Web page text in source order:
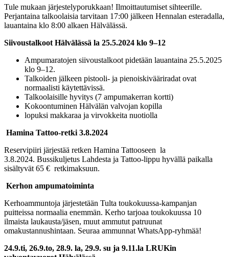
Tule mukaan järjestelyporukkaan! Ilmoittautumiset sihteerille.
Perjantaina talkoolaisia tarvitaan 17:00 jälkeen Hennalan esteradalla,
lauantaina klo 8:00 alkaen Hälvälässä.
Siivoustalkoot Hälvälässä la 25.5.2024 klo 9–12
Ampumaratojen siivoustalkoot pidetään lauantaina 25.5.2025
klo 9–12.
Talkoiden jälkeen pistooli- ja pienoiskivääriradat ovat
normaalisti käytettävissä.
Talkoolaisille hyvitys (7 ampumakerran kortti)
Kokoontuminen Hälvälän valvojan kopilla
lopuksi makkaraa ja virvokkeita nuotiolla
Hamina Tattoo-retki 3.8.2024
Reservipiiri järjestää retken Hamina Tattooseen la
3.8.2024. Bussikuljetus Lahdesta ja Tattoo-lippu hyvällä paikalla
sisältyvät 65 € retkimaksuun.
Kerhon ampumatoiminta
Kerhoammuntoja järjestetään Tulta toukokuussa-kampanjan
puitteissa normaalia enemmän. Kerho tarjoaa toukokuussa 10
ilmaista laukausta/jäsen, muut ammutut patruunat
omakustannushintaan. Seuraa ammunnat WhatsApp-ryhmää!
24.9.ti, 26.9.to, 28.9. la, 29.9. su ja 9.11.la LRUKin